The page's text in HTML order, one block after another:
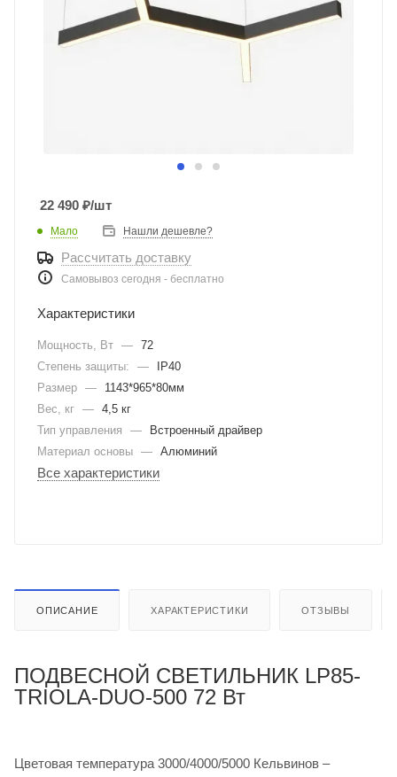
22 490 ₽/шт
Мало Нашли дешевле?
Рассчитать доставку
Самовывоз сегодня - бесплатно
Характеристики
Мощность, Вт — 72
Степень защиты:
—
IP40
Размер —
1143*965*80мм
Вес, кг — 4,5 кг
Тип управления
—
Встроенный драйвер
Материал основы — Алюминий
Все характеристики
ОПИСАНИЕ ХАРАКТЕРИСТИКИ ОТЗЫВЫ
ПОДВЕСНОЙ СВЕТИЛЬНИК LP85-
TRIOLA-DUO-500 72 Вт
Цветовая температура 3000/4000/5000 Кельвинов –